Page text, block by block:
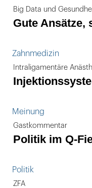
Big Data und
Gute Ansätze,
Zahnmedizin
Intraligamentäre
Meinung
Gastkommentar
Politik im Q-
Politik
ZFA